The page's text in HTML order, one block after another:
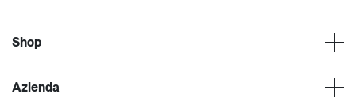
Shop
Azienda